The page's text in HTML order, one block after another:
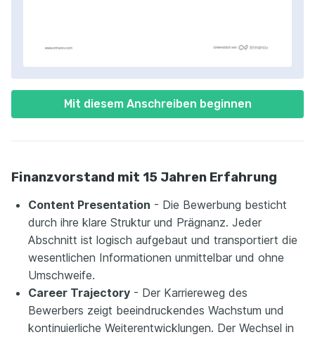
Mit diesem Anschreiben beginnen
Finanzvorstand mit 15 Jahren Erfahrung
Content Presentation - Die Bewerbung besticht
durch ihre klare Struktur und Prägnanz. Jeder
Abschnitt ist logisch aufgebaut und transportiert die
wesentlichen Informationen unmittelbar und ohne
Umschweife.
Career Trajectory - Der Karriereweg des
Bewerbers zeigt beeindruckendes Wachstum und
kontinuierliche Weiterentwicklungen. Der Wechsel in